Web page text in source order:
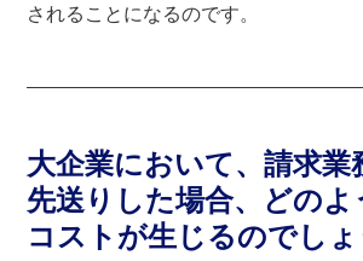
されることになるのです。
大企業において、請求業
先送りした場合、どのよ
コストが生じるのでしょ